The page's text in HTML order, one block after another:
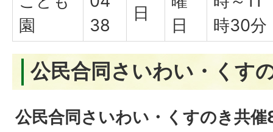
園
38
日
日
時30分
公民合同さいわい・くす
公民合同さいわい・くすのき共催